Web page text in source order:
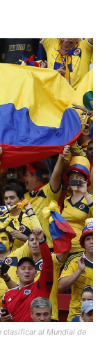
al Mundial de